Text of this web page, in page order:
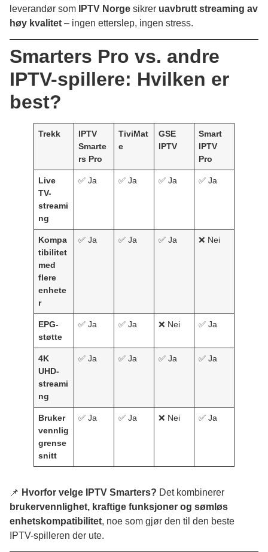
leverandør som
IPTV Norge sikrer uavbrutt streaming av
høy kvalitet – ingen etterslep, ingen stress.
Smarters Pro vs. andre
IPTV-spillere: Hvilken er
best?
Trekk
IPTV
Smarte
rs Pro
TiviMat
e
GSE
IPTV
Smart
IPTV
Pro
Live
TV-
streami
ng
✅ Ja ✅ Ja ✅ Ja ✅ Ja
Kompa
tibilitet
med
flere
enhete
r
✅ Ja ✅ Ja ✅ Ja ❌ Nei
EPG-
støtte
✅ Ja ✅ Ja ❌ Nei ✅ Ja
4K
UHD-
streami
ng
✅ Ja ✅ Ja ✅ Ja ✅ Ja
Bruker
vennlig
grense
snitt
✅ Ja ✅ Ja ❌ Nei ✅ Ja
📌 Hvorfor velge IPTV Smarters? Det kombinerer
brukervennlighet, kraftige funksjoner og sømløs
enhetskompatibilitet, noe som gjør den til den beste
IPTV-spilleren der ute.